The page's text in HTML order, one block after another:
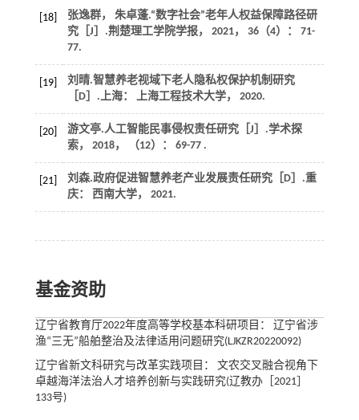
[18]
张逸群， 朱卓蓬.“数字社会”老年人权益保障路径研
究［J］.荆楚理工学院学报， 2021， 36（4）： 71-
77.
[19]
刘晴.智慧养老视域下老人隐私权保护机制研究
［D］.上海： 上海工程技术大学， 2020.
[20] 游文亭.人工智能民事侵权责任研究［J］.学术探
索， 2018， （12）： 69-77 .
[21]
刘森.政府促进智慧养老产业发展责任研究［D］.重
庆： 西南大学， 2021.
基金资助
辽宁省教育厅2022年度高等学校基本科研项目： 辽宁省涉
渔“三无”船舶整治及法律适用问题研究(LJKZR20220092)
辽宁省新文科研究与改革实践项目： 文农交叉融合视角下
卓越海洋法治人才培养创新与实践研究(辽教办［2021］
133号)